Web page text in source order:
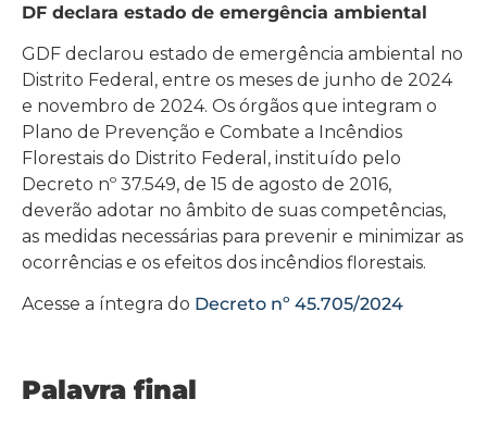
DF declara estado de emergência ambiental
GDF declarou estado de emergência ambiental no
Distrito Federal, entre os meses de junho de 2024
e novembro de 2024. Os órgãos que integram o
Plano de Prevenção e Combate a Incêndios
Florestais do Distrito Federal, instituído pelo
Decreto nº 37.549, de 15 de agosto de 2016,
deverão adotar no âmbito de suas competências,
as medidas necessárias para prevenir e minimizar as
ocorrências e os efeitos dos incêndios florestais.
Acesse a íntegra do Decreto nº 45.705/2024
Palavra final